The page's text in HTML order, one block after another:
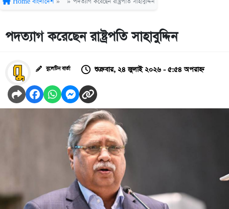
Home বাংলাদেশ » » পদত্যাগ করেছেন রাষ্ট্রপতি সাহাবুদ্দিন
পদত্যাগ করেছেন রাষ্ট্রপতি সাহাবুদ্দিন
বুলেটিন বার্তা শুক্রবার, ২৪ জুলাই ২০২৬ - ৫:৫৪ অপরাহ্ন